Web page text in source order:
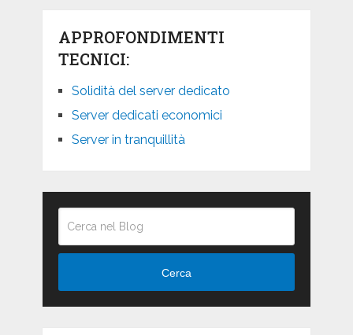
APPROFONDIMENTI
TECNICI:
Solidità del server dedicato
Server dedicati economici
Server in tranquillità
Cerca